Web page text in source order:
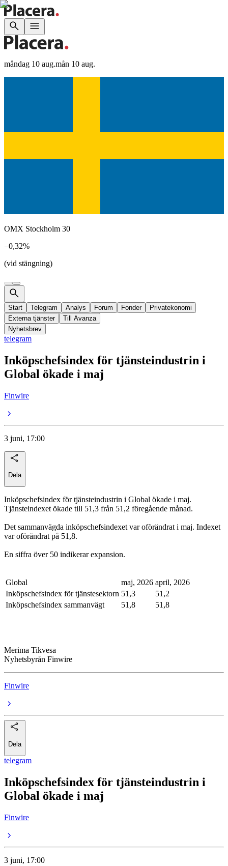
måndag 10 aug.mån 10 aug.
OMX Stockholm 30
−0,32%
(vid stängning)
Start Telegram Analys Forum Fonder
Privatekonomi
Externa tjänster
Till Avanza
Nyhetsbrev
telegram
Inköpschefsindex för tjänsteindustrin i
Global ökade i maj
Finwire
3 juni, 17:00
Dela
Inköpschefsindex för tjänsteindustrin i Global ökade i maj.
Tjänsteindexet ökade till 51,3 från 51,2 föregående månad.
Det sammanvägda inköpschefsindexet var oförändrat i maj. Indexet
var oförändrat på 51,8.
En siffra över 50 indikerar expansion.
Global maj, 2026 april, 2026
Inköpschefsindex för tjänstesektorn 51,3
51,2
Inköpschefsindex sammanvägt
51,8 51,8
Merima Tikvesa
Nyhetsbyrån Finwire
Finwire
Dela
telegram
Inköpschefsindex för tjänsteindustrin i
Global ökade i maj
Finwire
3 juni, 17:00